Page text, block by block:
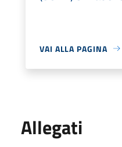
VAI ALLA PAGINA
Allegati